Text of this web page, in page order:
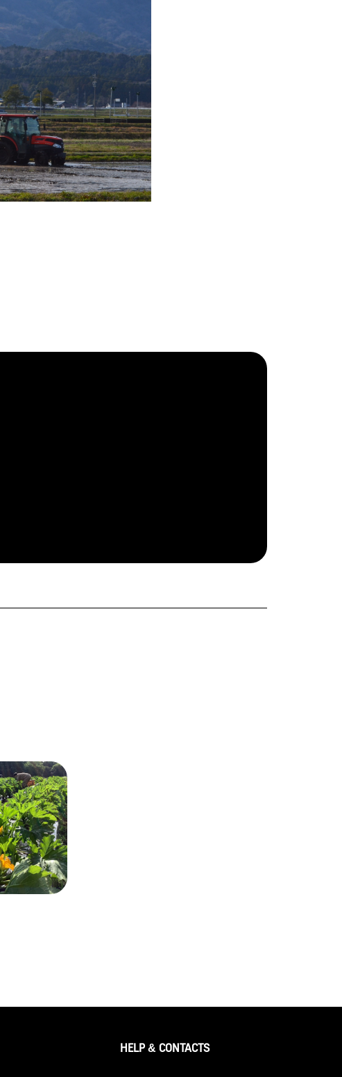
HELP & CONTACTS